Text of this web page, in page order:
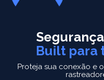
Built para
Proteja sua conexão e